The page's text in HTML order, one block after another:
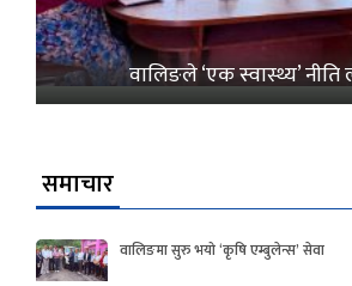
वालिङले ‘एक स्वास्थ्य’ नीति
समाचार
वालिङमा सुरु भयो ‘कृषि एम्बुलेन्स’ सेवा